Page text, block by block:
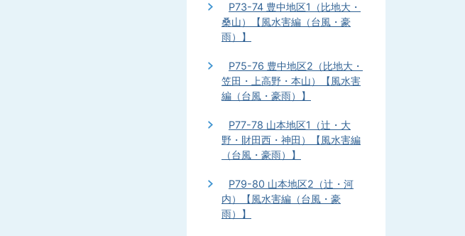
P73-74 豊中地区1（比地大・
桑山）【風水害編（台風・豪
雨）】
P75-76 豊中地区2（比地大・
笠田・上高野・本山）【風水害
編（台風・豪雨）】
P77-78 山本地区1（辻・大
野・財田西・神田）【風水害編
（台風・豪雨）】
P79-80 山本地区2（辻・河
内）【風水害編（台風・豪
雨）】